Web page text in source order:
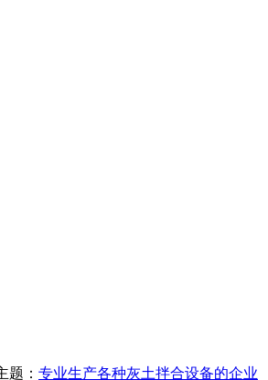
题： 专业生产各种灰土拌合设备的企业